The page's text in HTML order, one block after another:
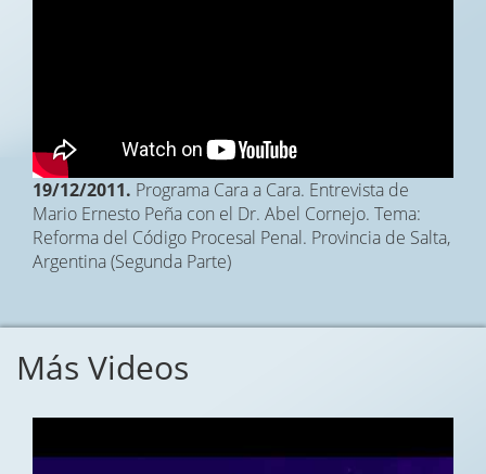
19/12/2011. Programa Cara a Cara. Entrevista de
Mario Ernesto Peña con el Dr. Abel Cornejo. Tema:
Reforma del Código Procesal Penal. Provincia de Salta,
Argentina (Segunda Parte)
Más Videos